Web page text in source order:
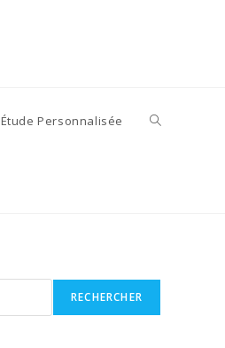
Étude Personnalisée Toggle
RECHERCHER